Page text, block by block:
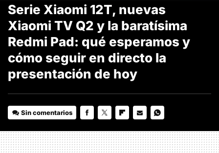
Serie Xiaomi 12T, nuevas
Xiaomi TV Q2 y la baratísima
Redmi Pad: qué esperamos y
cómo seguir en directo la
presentación de hoy
Sin comentarios
MAIL